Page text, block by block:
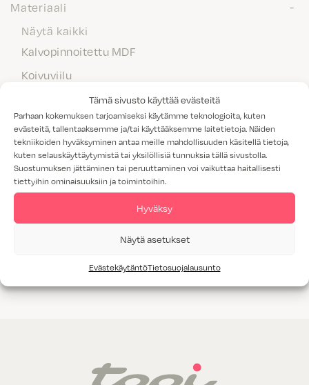
Tämä sivusto käyttää evästeitä
Parhaan kokemuksen tarjoamiseksi käytämme teknologioita, kuten
evästeitä, tallentaaksemme ja/tai käyttääksemme laitetietoja. Näiden
tekniikoiden hyväksyminen antaa meille mahdollisuuden käsitellä tietoja,
kuten selauskäyttäytymistä tai yksilöllisiä tunnuksia tällä sivustolla.
Suostumuksen jättäminen tai peruuttaminen voi vaikuttaa haitallisesti
tiettyihin ominaisuuksiin ja toimintoihin.
Hyväksy
Näytä asetukset
EvästekäytäntöTietosuojalausunto
Materiaali
Näytä kaikki
Kalvopinnoitettu MDF
Koivuviilu
Maalattu MDF
Massiivipuu
Melamiini
Tammiviilu